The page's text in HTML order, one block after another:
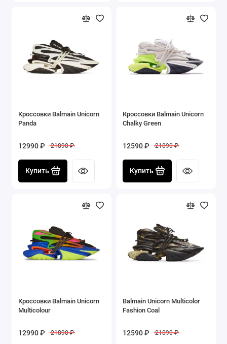
Кроссовки Balmain Unicorn
Panda
12990 ₽ 21890 ₽
Купить
Кроссовки Balmain Unicorn
Chalky Green
12590 ₽ 21890 ₽
Купить
Кроссовки Balmain Unicorn
Multicolour
12990 ₽ 21890 ₽
Balmain Unicorn Multicolor
Fashion Coal
12590 ₽ 21890 ₽